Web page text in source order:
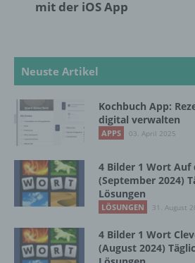
mit der iOS App
Neuste Artikel
Kochbuch App:
digital verwalten
APPS 03. April 2025
4 Bilder 1 Wort Auf
(September 2024)
Lösungen
LÖSUNGEN 31. August
4 Bilder 1 Wort
(August 2024)
Informationen gesondert
dass die
einer identifizierten oder
natürlichen Person
g) Verantwortlicher oder für
Verantwortlicher
Verantwortlicher oder für
Verantwortlicher ist die
juristische Person,
gemeinsam mit anderen
und Mittel der Verarbeitung